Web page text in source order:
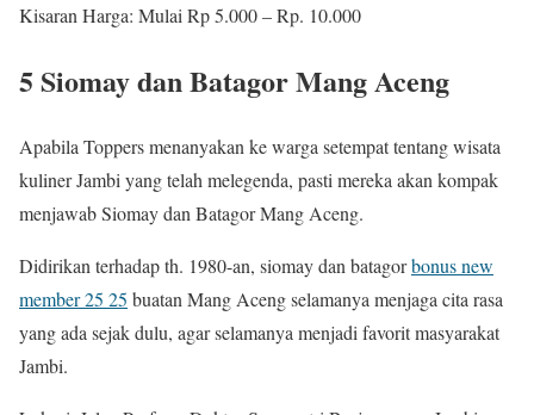
Kisaran Harga: Mulai Rp 5.000 – Rp. 10.000
5 Siomay dan Batagor Mang Aceng
Apabila Toppers menanyakan ke warga setempat tentang wisata
kuliner Jambi yang telah melegenda, pasti mereka akan kompak
menjawab Siomay dan Batagor Mang Aceng.
Didirikan terhadap th. 1980-an, siomay dan batagorbonus new
member 25 25 buatan Mang Aceng selamanya menjaga cita rasa
yang ada sejak dulu, agar selamanya menjadi favorit masyarakat
Jambi.